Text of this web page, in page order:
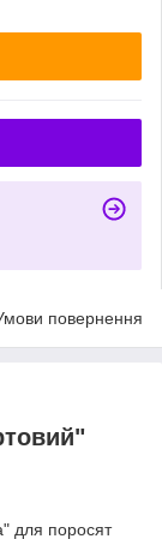
повернення
для поросят